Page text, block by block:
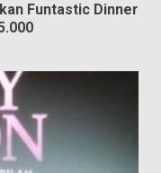
Funtastic Dinner